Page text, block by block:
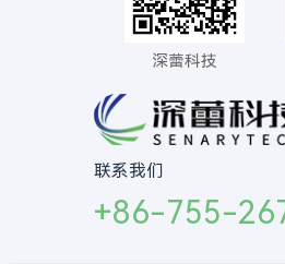
联系我们
+86-755-
深蕾科技